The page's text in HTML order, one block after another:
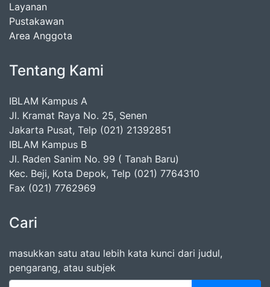
Layanan
Pustakawan
Area Anggota
Tentang Kami
IBLAM Kampus A
Jl. Kramat Raya No. 25, Senen
Jakarta Pusat, Telp (021) 21392851
IBLAM Kampus B
Jl. Raden Sanim No. 99 ( Tanah Baru)
Kec. Beji, Kota Depok, Telp (021) 7764310
Fax (021) 7762969
Cari
masukkan satu atau lebih kata kunci dari judul,
pengarang, atau subjek